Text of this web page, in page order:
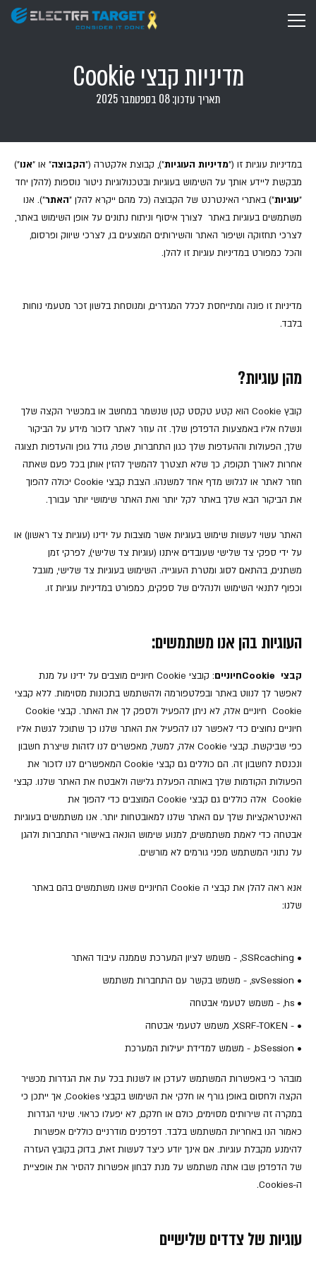
מדיניות קבצי Cookie
תאריך עדכון: 08 בספטמבר 2025
במדיניות עוגיות זו ("מדיניות העוגיות"), קבוצת אלקטרה ("הקבוצה" או "אנו")
מבקשת ליידע אותך על השימוש בעוגיות ובטכנולוגיות ניטור נוספות (להלן יחד
"עוגיות") באתרי האינטרנט של הקבוצה (כל מהם ייקרא להלן "האתר"). אנו
משתמשים בעוגיות באתר לצורך איסוף וניתוח נתונים על אופן השימוש באתר,
לצרכי תחזוקה ושיפור האתר והשירותים המוצעים בו, לצרכי שיווק ופרסום,
והכל כמפורט במדיניות עוגיות זו להלן.
מדיניות זו פונה ומתייחסת לכלל המגדרים, ומנוסחת בלשון זכר מטעמי נוחות
בלבד.
מהן עוגיות?
קובץ Cookie הוא קטע טקסט קטן שנשמר במחשב או במכשיר הקצה שלך
ונשלח אליו באמצעות הדפדפן שלך. זה עוזר לאתר לזכור מידע על הביקור
שלך, הפעולות וההעדפות שלך כגון התחברות, שפה, גודל גופן והעדפות תצוגה
אחרות לאורך תקופה, כך שלא תצטרך להמשיך להזין אותן בכל פעם שאתה
חוזר לאתר או לגלוש מדף אחד למשנהו. הצבת קבצי Cookie יכולה להפוך
את הביקור הבא שלך באתר לקל יותר ואת האתר שימושי יותר עבורך.
האתר עשוי לעשות שימוש בעוגיות אשר מוצבות על ידינו (עוגיות צד ראשון) או
על ידי ספקי צד שלישי שעובדים איתנו (עוגיות צד שלישי), לפרקי זמן
משתנים, בהתאם לסוג ומטרת העוגייה. השימוש בעוגיות צד שלישי, מוגבל
וכפוף לתנאי השימוש ולנהלים של ספקים, כמפורט במדיניות עוגיות זו.
העוגיות בהן אנו משתמשים:
קבצי חיוניים
: קובצי Cookie חיוניים מוצבים על ידינו על מנת
לאפשר לך לנווט באתר ובפלטפורמה ולהשתמש בתכונות מסוימות. ללא קבצי
Cookie חיוניים אלה, לא ניתן להפעיל ולספק לך את האתר. קבצי Cookie
חיוניים נחוצים כדי לאפשר לנו להפעיל את האתר שלנו כך שתוכל לגשת אליו
כפי שביקשת. קבצי Cookie אלה, למשל, מאפשרים לנו לזהות שיצרת חשבון
ונכנסת לחשבון זה. הם כוללים גם קבצי Cookie המאפשרים לנו לזכור את
הפעולות הקודמות שלך באותה הפעלת גלישה ולאבטח את האתר שלנו. קבצי
Cookie אלה כוללים גם קבצי Cookie המוצבים כדי להפוך את
האינטראקציות שלך עם האתר שלנו למאובטחות יותר. אנו משתמשים בעוגיות
אבטחה כדי לאמת משתמשים, למנוע שימוש הונאה באישורי התחברות ולהגן
על נתוני המשתמש מפני גורמים לא מורשים.
אנא ראה להלן את קבצי ה Cookie החיוניים שאנו משתמשים בהם באתר
שלנו:
• SSRcaching, - משמש לציון המערכת שממנה עיבוד האתר
• svSession, - משמש בקשר עם התחברות משתמש
• hs, - משמש לטעמי אבטחה
• - XSRF-TOKEN, משמש לטעמי אבטחה
• bSession, - משמש למדידת יעילות המערכת
מובהר כי באפשרות המשתמש לעדכן או לשנות בכל עת את הגדרות מכשיר
הקצה ולחסום באופן גורף או חלקי את השימוש בקבצי Cookies, אך ייתכן כי
במקרה זה שירותים מסוימים, כולם או חלקם, לא יפעלו כראוי. שינוי הגדרות
כאמור הנו באחריות המשתמש בלבד. דפדפנים מודרניים כוללים אפשרות
להימנע מקבלת עוגיות. אם אינך יודע כיצד לעשות זאת, בדוק בקובץ העזרה
של הדפדפן שבו אתה משתמש על מנת לבחון אפשרות להסיר את אופציית
ה-Cookies.
עוגיות של צדדים שלישיים